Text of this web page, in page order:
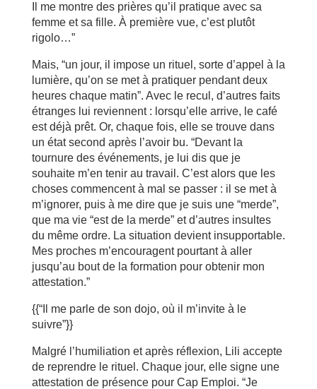
Il me montre des prières qu’il pratique avec sa
femme et sa fille. À première vue, c’est plutôt
rigolo…”
Mais, “un jour, il impose un rituel, sorte d’appel à la
lumière, qu’on se met à pratiquer pendant deux
heures chaque matin”. Avec le recul, d’autres faits
étranges lui reviennent : lorsqu’elle arrive, le café
est déjà prêt. Or, chaque fois, elle se trouve dans
un état second après l’avoir bu. “Devant la
tournure des événements, je lui dis que je
souhaite m’en tenir au travail. C’est alors que les
choses commencent à mal se passer : il se met à
m’ignorer, puis à me dire que je suis une “merde”,
que ma vie “est de la merde” et d’autres insultes
du même ordre. La situation devient insupportable.
Mes proches m’encouragent pourtant à aller
jusqu’au bout de la formation pour obtenir mon
attestation.”
{{“Il me parle de son dojo, où il m’invite à le
suivre”}}
Malgré l’humiliation et après réflexion, Lili accepte
de reprendre le rituel. Chaque jour, elle signe une
attestation de présence pour Cap Emploi. “Je